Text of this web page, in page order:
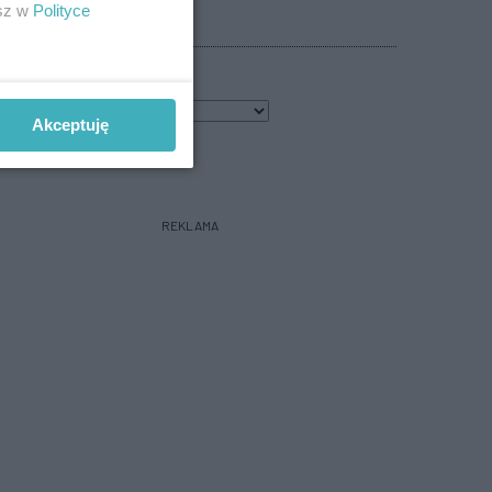
prognozę na 3 dni
REKLAMA
w Polityce
Akceptuję